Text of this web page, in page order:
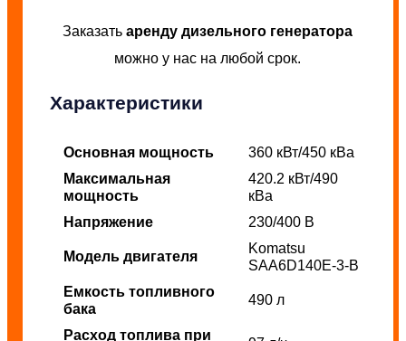
Заказатьаренду дизельного генератора
можно у нас на любой срок.
Характеристики
Основная мощность
360 кВт/450 кВа
Максимальная
мощность
420.2 кВт/490
кВа
Напряжение
230/400 В
Модель двигателя
Komatsu
SAA6D140E-3-B
Емкость топливного
бака
490 л
Расход топлива при